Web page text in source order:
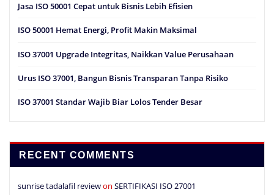
Jasa ISO 50001 Cepat untuk Bisnis Lebih Efisien
ISO 50001 Hemat Energi, Profit Makin Maksimal
ISO 37001 Upgrade Integritas, Naikkan Value Perusahaan
Urus ISO 37001, Bangun Bisnis Transparan Tanpa Risiko
ISO 37001 Standar Wajib Biar Lolos Tender Besar
RECENT COMMENTS
sunrise tadalafil reviewon SERTIFIKASI ISO 27001